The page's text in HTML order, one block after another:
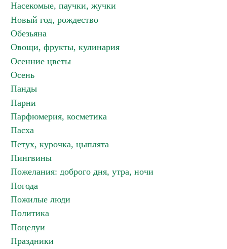
Насекомые, паучки, жучки
Новый год, рождество
Обезьяна
Овощи, фрукты, кулинария
Осенние цветы
Осень
Панды
Парни
Парфюмерия, косметика
Пасха
Петух, курочка, цыплята
Пингвины
Пожелания: доброго дня, утра, ночи
Погода
Пожилые люди
Политика
Поцелуи
Праздники